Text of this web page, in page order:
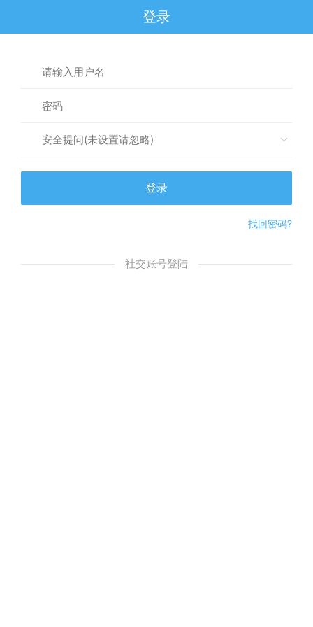
登录
安全提问(未设置请忽略)
登录
找回密码?
社交账号登陆